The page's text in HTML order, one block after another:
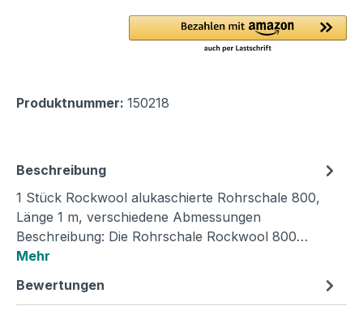
Produktnummer: 150218
Beschreibung
1 Stück Rockwool alukaschierte Rohrschale 800,
Länge 1 m, verschiedene Abmessungen
Beschreibung: Die Rohrschale Rockwool 800…
Mehr
Bewertungen